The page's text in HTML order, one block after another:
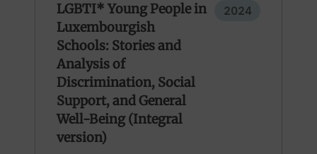
LGBTI* Young People in
Luxembourgish
Schools: Stories and
Analysis of
Discrimination, Social
Support, and General
Well-Being (Integral
version)
2024